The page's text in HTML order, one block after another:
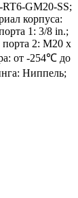
GM20-SS;
корпуса:
1: 3/8 in.;
2: M20 x
от -254℃ до
Ниппель;